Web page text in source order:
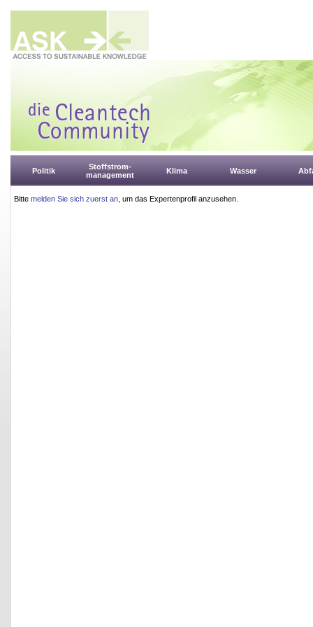
Politik
Stoffstrom-
management
Klima Wasser
Bitte melden Sie sich zuerst an , um das Expertenprofil anzusehen.